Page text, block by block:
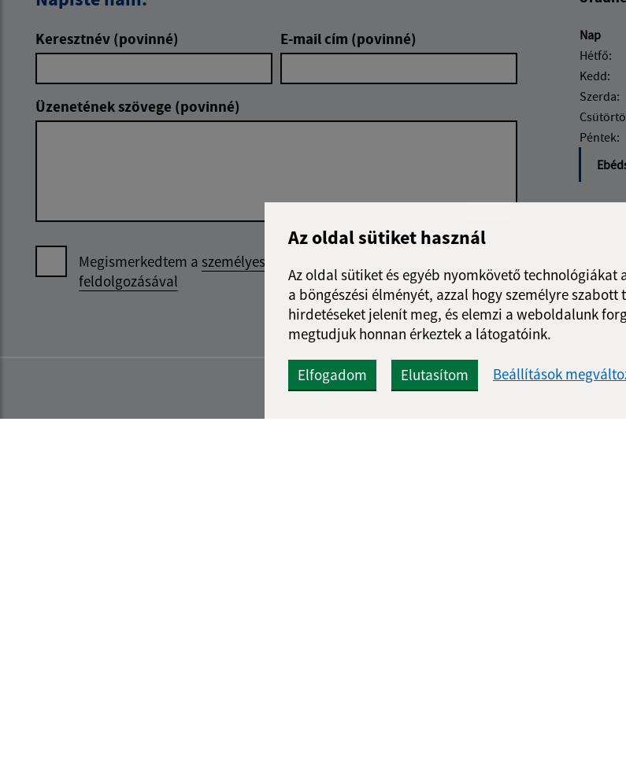
Az oldal sütiket használ
Az oldal sütiket és egyéb nyomkövető technológiákat
a böngészési élményét, azzal hogy személyre
hirdetéseket jelenít meg, és elemzi a weboldalunk
megtudjuk honnan érkeztek a látogatóink.
Elfogadom Elutasítom Beállítások
Keresztnév (povinné) E-mail cím (povinné)
Üzenetének szövege (povinné)
Megismerkedtem a személyes adatok
feldolgozásával
Nap
Hétfő:
Kedd:
Szerda:
Péntek: